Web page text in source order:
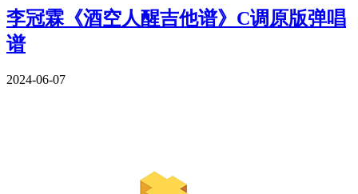
李冠霖《酒空人醒吉他谱》C调原版弹唱
谱
2024-06-07